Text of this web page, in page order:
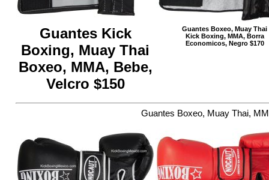
Guantes Kick
Boxing, Muay Thai
Boxeo, MMA, Bebe,
Velcro $150
Guantes Boxeo, Muay Thai
Kick Boxing, MMA, Borra
Economicos, Negro $170
Guantes Boxeo, Muay Thai,